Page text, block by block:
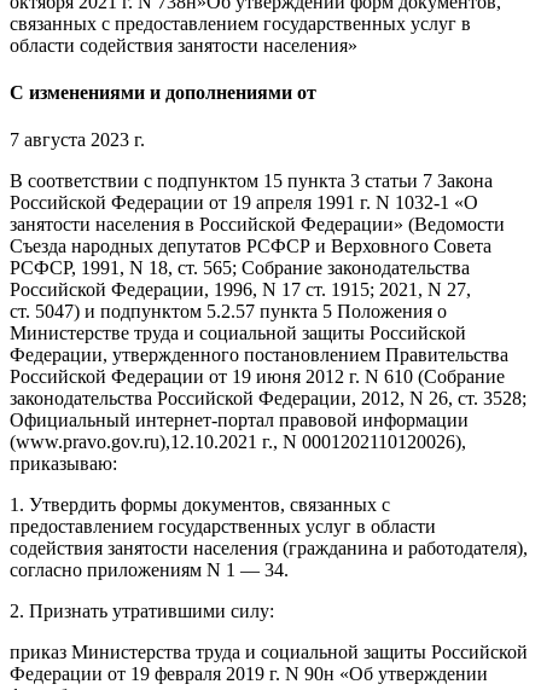
связанных с предоставлением государственных услуг в
области содействия занятости населения»
С изменениями и дополнениями от
7 августа 2023 г.
В соответствии с подпунктом 15 пункта 3 статьи 7 Закона
Российской Федерации от 19 апреля 1991 г. N 1032-1 «О
занятости населения в Российской Федерации» (Ведомости
Съезда народных депутатов РСФСР и Верховного Совета
РСФСР, 1991, N 18, ст. 565; Собрание законодательства
Российской Федерации, 1996, N 17 ст. 1915; 2021, N 27,
ст. 5047) и подпунктом 5.2.57 пункта 5 Положения о
Министерстве труда и социальной защиты Российской
Федерации, утвержденного постановлением Правительства
Российской Федерации от 19 июня 2012 г. N 610 (Собрание
законодательства Российской Федерации, 2012, N 26, ст. 3528;
Официальный интернет-портал правовой информации
(www.pravo.gov.ru),12.10.2021 г., N 0001202110120026),
приказываю:
1. Утвердить формы документов, связанных с
предоставлением государственных услуг в области
содействия занятости населения (гражданина и работодателя),
согласно приложениям N 1 — 34.
2. Признать утратившими силу:
приказ Министерства труда и социальной защиты Российской
Федерации от 19 февраля 2019 г. N 90н «Об утверждении